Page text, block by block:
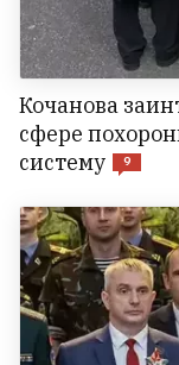
Кочанова
сфере
систему
9